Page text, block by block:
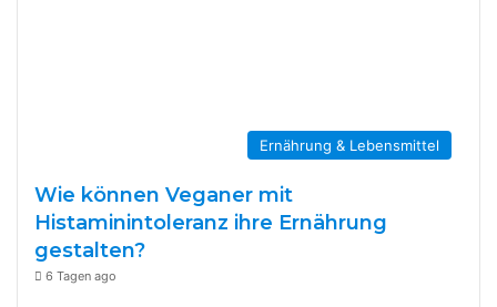
Ernährung & Lebensmittel
Wie können Veganer mit
Histaminintoleranz ihre Ernährung
gestalten?
6 Tagen ago